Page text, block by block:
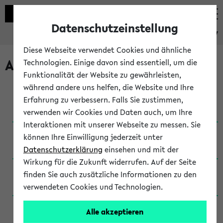
eKVV
Archivierte Studiengänge
Anglistik: British and American Studies / B.A.
(Einschreibung bis WiSe 16/17)
Anglistik: British and American Studies / B.A.
(Einschreibung bis SoSe 2015)
Anglistik: British and American Studies / B.A.
(Einschreibung bis SoSe 2013)
Anglistik: British and American Studies / Ba
(Einschreibung bis SoSe 2011)
Datenschutzeinstellung
Diese Webseite verwendet Cookies und ähnliche
Technologien. Einige davon sind essentiell, um die
Funktionalität der Website zu gewährleisten,
während andere uns helfen, die Website und Ihre
Erfahrung zu verbessern. Falls Sie zustimmen,
verwenden wir Cookies und Daten auch, um Ihre
Interaktionen mit unserer Webseite zu messen. Sie
können Ihre Einwilligung jederzeit unter
Datenschutzerklärung einsehen und mit der
Wirkung für die Zukunft widerrufen. Auf der Seite
finden Sie auch zusätzliche Informationen zu den
verwendeten Cookies und Technologien.
Alle akzeptieren